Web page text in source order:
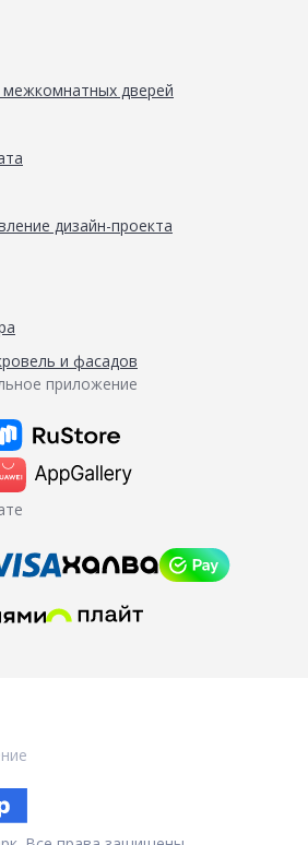
дверей
дизайн-проекта
и фасадов
приложение